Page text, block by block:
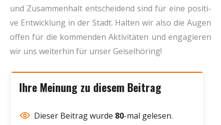
und Zusam­men­halt ent­schei­dend sind für eine posi­ti­
ve Ent­wick­lung in der Stadt. Hal­ten wir also die Augen
offen für die kom­men­den Akti­vi­tä­ten und enga­gie­ren
wir uns wei­ter­hin für unser Gei­sel­hö­ring!
Ihre Meinung zu diesem Beitrag
Die­ser Bei­trag wur­de 80-mal gele­sen.